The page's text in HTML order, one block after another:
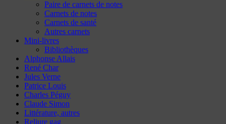
Paire de carnets de notes
Carnets de notes
Carnets de santé
Autres carnets
Mini-livres
Bibliothèques
Alphonse Allais
René Char
Jules Verne
Patrice Louis
Charles Péguy
Claude Simon
Littérature, autres
Reliure gag